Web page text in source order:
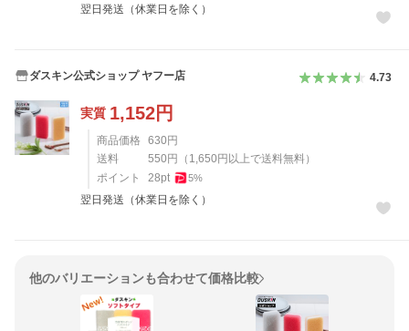
翌日発送（休業日を除く）
ダスキン公式ショップ ヤフー店 4.73
実質 1,152円
商品価格 630 円
送料
550 円 （ 1,650 円以上で送料無料）
ポイント
28pt 5%
翌日発送（休業日を除く）
他のバリエーションも合わせて価格比較